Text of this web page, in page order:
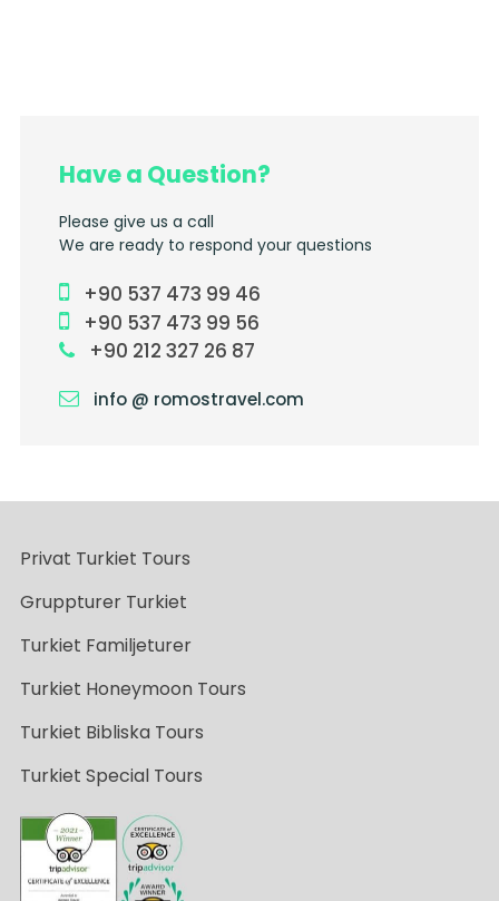
Have a Question?
Please give us a call
We are ready to respond your questions
+90 537 473 99 46
+90 537 473 99 56
+90 212 327 26 87
info @ romostravel.com
Privat Turkiet Tours
Gruppturer Turkiet
Turkiet Familjeturer
Turkiet Honeymoon Tours
Turkiet Bibliska Tours
Turkiet Special Tours